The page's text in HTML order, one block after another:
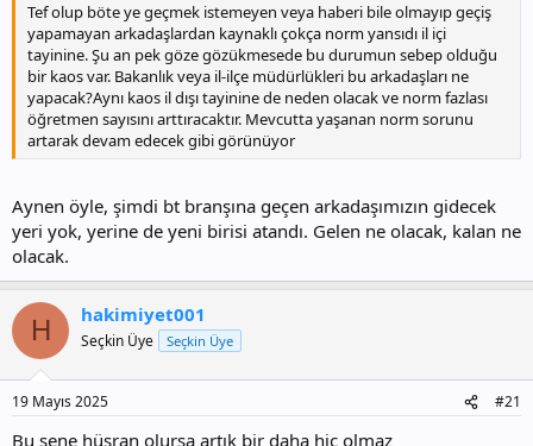
Tef olup böte ye geçmek istemeyen veya haberi bile olmayıp geçiş
yapamayan arkadaşlardan kaynaklı çokça norm yansıdı il içi
tayinine. Şu an pek göze gözükmesede bu durumun sebep olduğu
bir kaos var. Bakanlık veya il-ilçe müdürlükleri bu arkadaşları ne
yapacak?Aynı kaos il dışı tayinine de neden olacak ve norm fazlası
öğretmen sayısını arttıracaktır. Mevcutta yaşanan norm sorunu
artarak devam edecek gibi görünüyor
Aynen öyle, şimdi bt branşına geçen arkadaşımızın gidecek
yeri yok, yerine de yeni birisi atandı. Gelen ne olacak, kalan ne
olacak.
H hakimiyet001
Seçkin Üye Seçkin Üye
19 Mayıs 2025 #21
Bu sene hüsran olursa artık bir daha hiç olmaz